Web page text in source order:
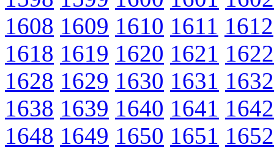
1608 1609 1610 1611 1612
1618 1619 1620 1621 1622
1628 1629 1630 1631 1632
1638 1639 1640 1641 1642
1648 1649 1650 1651 1652